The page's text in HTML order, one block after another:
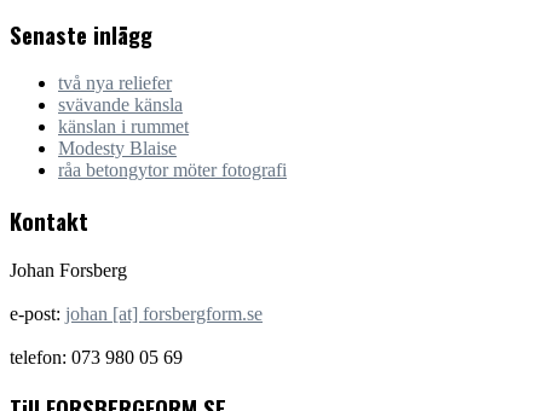
Senaste inlägg
två nya reliefer
svävande känsla
känslan i rummet
Modesty Blaise
råa betongytor möter fotografi
Kontakt
Johan Forsberg
e-post: johan [at] forsbergform.se
telefon: 073 980 05 69